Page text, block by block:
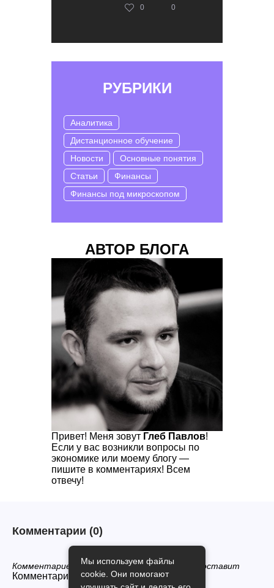
0 0
РУБРИКИ
Аналитика
Дистанционное обучение
Новости
Основные понятия
Статьи
Финансы
Финансы под микроскопом
АВТОР БЛОГА
Привет! Меня зовут Глеб Павлов!
Если у вас возникли вопросы по
экономике или моему блогу —
пишите в комментариях! Всем
отвечу!
Комментарии (0)
Комментариев нет, будьте первым кто его оставит
Комментарии закрыты.
Мы используем файлы
cookie. Они помогают